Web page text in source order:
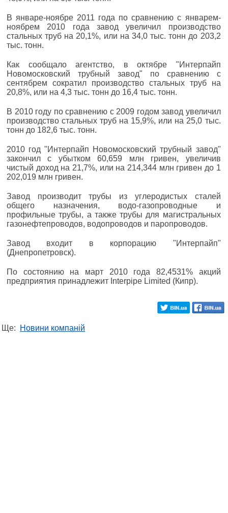
В январе-ноябре 2011 года по сравнению с январем-
ноябрем 2010 года завод увеличил производство
стальных труб на 20,1%, или на 34,0 тыс. тонн до 203,2
тыс. тонн.
Как сообщало агентство, в октябре "Интерпайп
Новомосковский трубный завод" по сравнению с
сентябрем сократил производство стальных труб на
20,8%, или на 4,3 тыс. тонн до 16,4 тыс. тонн.
В 2010 году по сравнению с 2009 годом завод увеличил
производство стальных труб на 15,9%, или на 25,0 тыс.
тонн до 182,6 тыс. тонн.
2010 год "Интерпайп Новомосковский трубный завод"
закончил с убытком 60,659 млн гривен, увеличив
чистый доход на 21,7%, или на 214,344 млн гривен до 1
202,019 млн гривен.
Завод производит трубы из углеродистых сталей
общего назначения, водо-газопроводные и
профильные трубы, а также трубы для магистральных
газонефтепроводов, водопроводов и паропроводов.
Завод входит в корпорацию "Интерпайп"
(Днепропетровск).
По состоянию на март 2010 года 82,4531% акций
предприятия принадлежит Interpipe Limited (Кипр).
Ще: Новини компаній